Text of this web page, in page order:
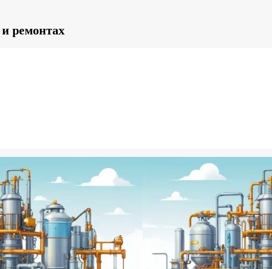
и ремонтах